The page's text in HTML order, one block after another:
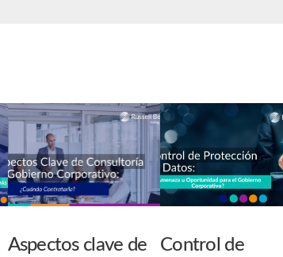
Aspectos clave de
Control de